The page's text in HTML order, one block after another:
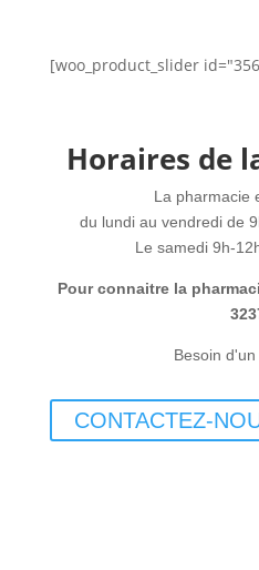
[woo_product_slider
Horaires de
La pharmacie
du lundi au vendredi de
Le samedi 9h-
Pour connaitre la
Besoin
CONTACTEZ-